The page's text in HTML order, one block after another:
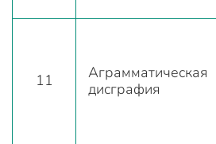
11
Аграмматическая
дисграфия